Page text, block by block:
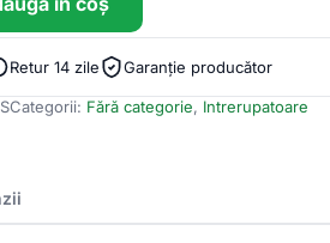
Retur 14 zile Garanție producător
Categorii: Fără categorie, Intrerupatoare